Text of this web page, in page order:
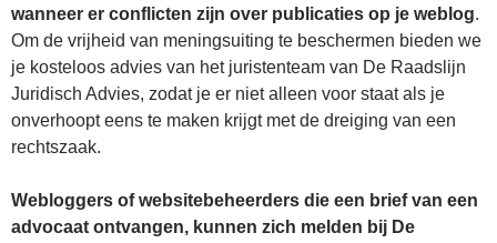
wanneer er conflicten zijn over publicaties op je weblog.
Om de vrijheid van meningsuiting te beschermen bieden we
je kosteloos advies van het juristenteam van De Raadslijn
Juridisch Advies, zodat je er niet alleen voor staat als je
onverhoopt eens te maken krijgt met de dreiging van een
rechtszaak.
Webloggers of websitebeheerders die een brief van een
advocaat ontvangen, kunnen zich melden bij De